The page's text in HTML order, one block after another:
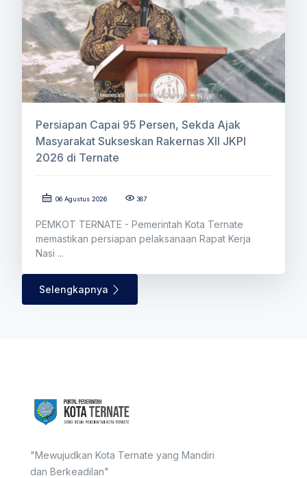
Persiapan Capai 95 Persen, Sekda Ajak
Masyarakat Sukseskan Rakernas XII JKPI
2026 di Ternate
06 Agustus 2026 387
PEMKOT TERNATE - Pemerintah Kota Ternate
memastikan persiapan pelaksanaan Rapat Kerja
Nasi ...
Selengkapnya
"Mewujudkan Kota Ternate yang Mandiri
dan Berkeadilan"